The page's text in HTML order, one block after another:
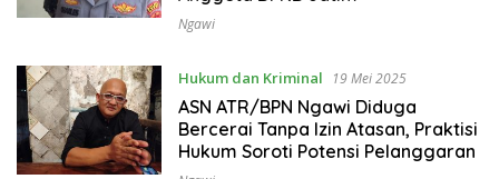
Ngawi
Hukum dan Kriminal 19 Mei 2025
ASN ATR/BPN Ngawi Diduga
Bercerai Tanpa Izin Atasan, Praktisi
Hukum Soroti Potensi Pelanggaran